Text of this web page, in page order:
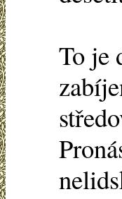
To je